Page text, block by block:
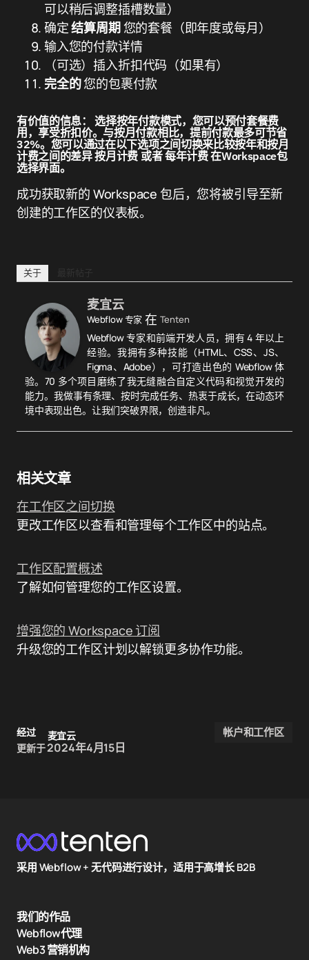
可以稍后调整插槽数量）
确定结算周期您的套餐（即年度或每月）
输入您的付款详情
（可选）插入折扣代码（如果有）
完全的您的包裹付款
有价值的信息：
选择按年付款模式，您可以预付套餐费
用，享受折扣价。与按月付款相比，提前付款最多可节省
32%。您可以通过在以下选项之间切换来比较按年和按月
计费之间的差异按月计费 或者每年计费在Workspace包
选择界面。
成功获取新的 Workspace 包后，您将被引导至新
创建的工作区的仪表板。
关于 最新帖子
麦宜云
Webflow 专家 在 Tenten
Webflow 专家和前端开发人员，拥有 4 年以上
经验。我拥有多种技能（HTML、CSS、JS、
Figma、Adobe），可打造出色的 Webflow 体
验。70 多个项目磨练了我无缝融合自定义代码和视觉开发的
能力。我做事有条理、按时完成任务、热衷于成长，在动态环
境中表现出色。让我们突破界限，创造非凡。
相关文章
在工作区之间切换
更改工作区以查看和管理每个工作区中的站点。
工作区配置概述
了解如何管理您的工作区设置。
增强您的 Workspace 订阅
升级您的工作区计划以解锁更多协作功能。
经过
麦宜云
更新于2024年4月15日
帐户和工作区
采用 Webflow + 无代码进行设计，适用于高增长 B2B
我们的作品
Webflow代理
Web3 营销机构